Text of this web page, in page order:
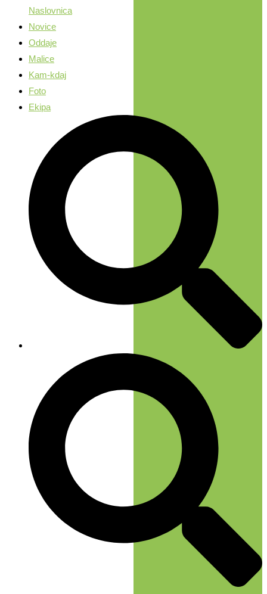
Naslovnica
Novice
Oddaje
Malice
Kam-kdaj
Foto
Ekipa